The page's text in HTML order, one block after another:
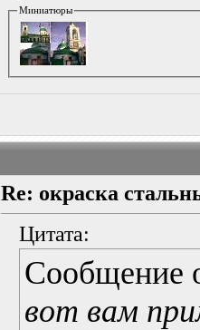
Миниатюры
Re: окраска
Цитата:
Сообщение
вот вам